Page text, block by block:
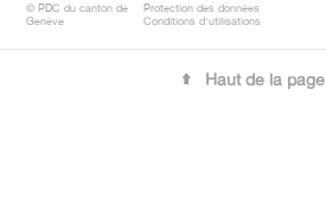
© PDC du canton de
Genève
Protection des données
Conditions d'utilisations
Haut de la page